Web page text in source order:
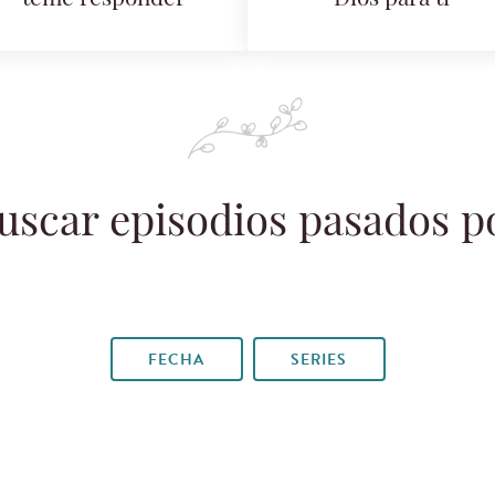
episodios pasados
FECHA SERIES